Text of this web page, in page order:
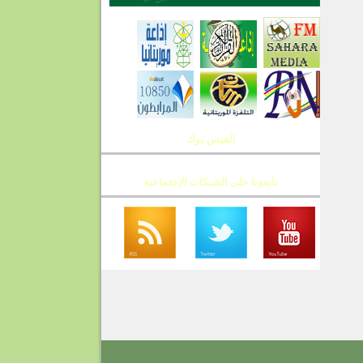
الفيس بوك
تابعونا على الشبكات الإجتماعية